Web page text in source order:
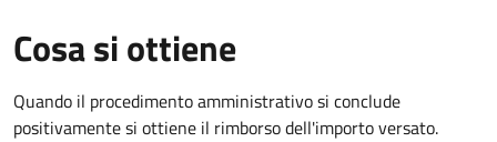
Cosa si ottiene
Quando il procedimento amministrativo si conclude
positivamente si ottiene il rimborso dell'importo versato.